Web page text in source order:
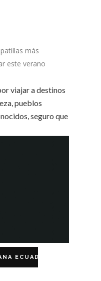
más
este verano
viajar a destinos
pueblos
seguro que
ECUADOR